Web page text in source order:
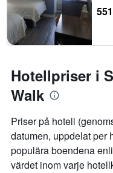
Hotellpriser i
Walk
Priser på hotell
datumen, uppdelat per
populära boendena
värdet inom varje